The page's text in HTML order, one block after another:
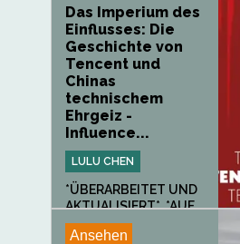
Das Imperium des
Einflusses: Die
Geschichte von
Tencent und
Chinas
technischem
Ehrgeiz -
Influence...
LULU CHEN
*ÜBERARBEITET UND
AKTUALISIERT* .*AUF
DER...
Ansehen